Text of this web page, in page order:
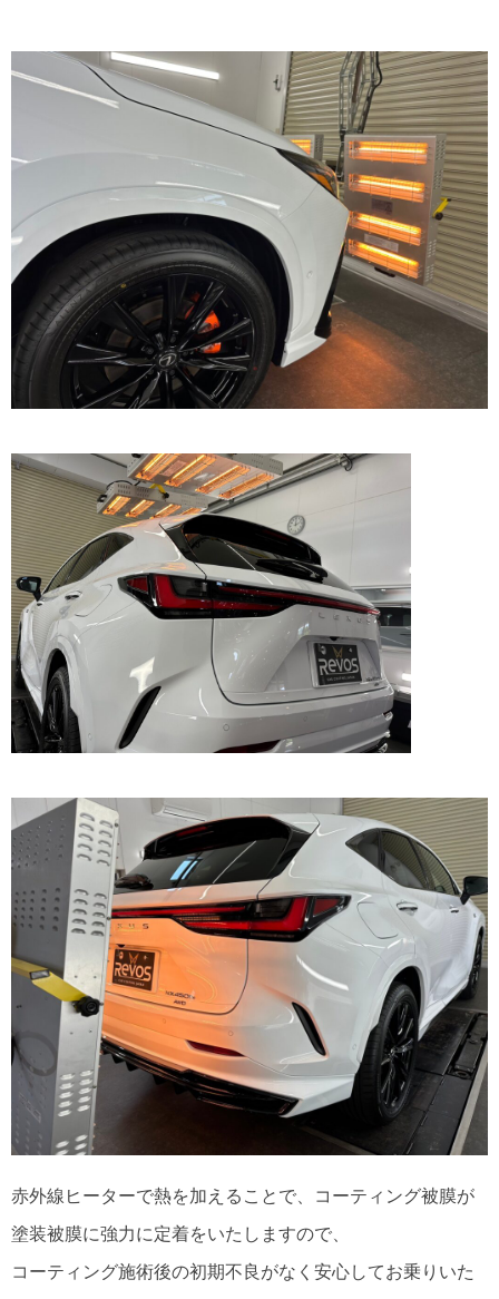
赤外線ヒーターで熱を加えることで、コーティング被膜が
塗装被膜に強力に定着をいたしますので、
コーティング施術後の初期不良がなく安心してお乗りいた